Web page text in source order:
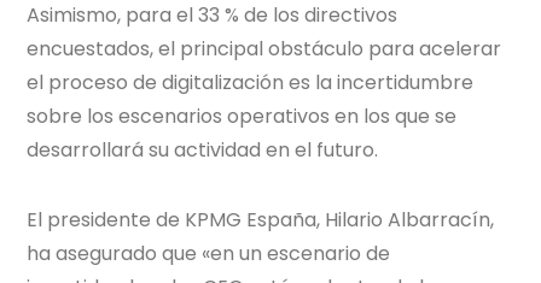
Asimismo, para el 33 % de los directivos
encuestados, el principal obstáculo para acelerar
el proceso de digitalización es la incertidumbre
sobre los escenarios operativos en los que se
desarrollará su actividad en el futuro.
El presidente de KPMG España, Hilario Albarracín,
ha asegurado que «en un escenario de